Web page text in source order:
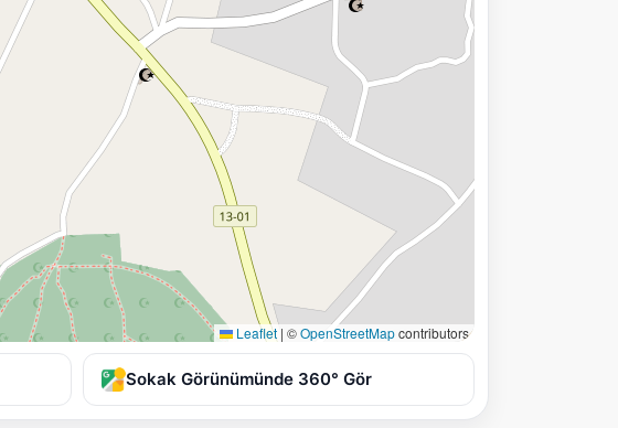
Leaflet | ©OpenStreetMapcontributors
Sokak Görünümünde 360° Gör